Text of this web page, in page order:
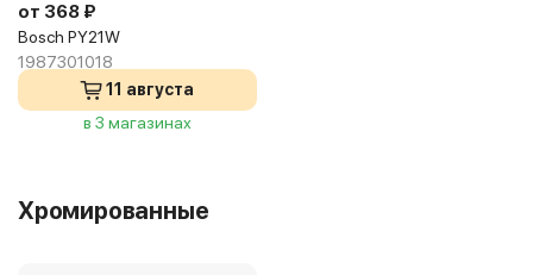
от 368 ₽
Bosch PY21W
1987301018
11 августа
в 3 магазинах
Хромированные